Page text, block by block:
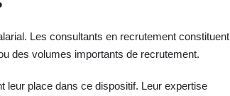
Les consultants en recrutement constituent
des volumes importants de recrutement.
leur place dans ce dispositif. Leur expertise